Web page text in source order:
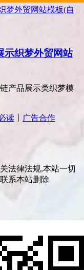
示织梦外贸网站
产品展示类织梦模
读 广告合作
法律法规,本站一切
系本站删除